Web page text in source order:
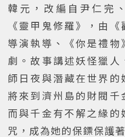
韓元，改編自尹仁完
《靈甲鬼修羅》，由《
導演執導、《你是禮物
劇。故事講述妖怪獵人
師日夜與潛藏在世界的
將來到濟州島的財閥千
而與千金有不解之緣的
咒，成為她的保鏢保護